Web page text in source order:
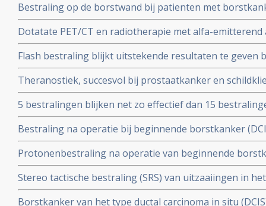
Bestraling op de borstwand bij patienten met
verschil in overleving op 10 jaar in vergelijking met
onnodig
Dotatate PET/CT en radiotherapie met alfa-
op de somatostatine receptor type 2 (SSTR2) bij
borstkanker geeft uitstekende resultaten
Flash bestraling blijkt uitstekende resultaten te geven
borstkanker, maar ook voor andere vormen van
Theranostiek, succesvol bij prostaatkanker en
behandeling voor borstkanker te kunnen zijn, aldus
5 bestralingen blijken net zo effectief dan 15
blijkt uit het Fast Forward-onderzoek. copy 1
Bestraling na operatie bij beginnende borstkanker
langere ziektevrije tijd tot een recidief optreed maar
overlevingen na 10 jaar dan voor vrouwen die alleen
Protonenbestraling na operatie van beginnende
controle na 2 jaar, lage behandelingsbelasting en
longbescherming en uitstekende cosmetische effecten
Stereo tactische bestraling (SRS) van uitzaaiingen in
geeft betere overal overleving en betere kwaliteit van
Borstkanker van het type ductal carcinoma in situ